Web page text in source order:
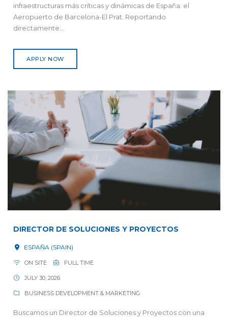
infraestructuras más críticas y dinámicas de España: el
Aeropuerto de Barcelona-El Prat. Reportando
directamente...
APPLY NOW
DIRECTOR DE SOLUCIONES Y PROYECTOS
ESPAÑA (SPAIN)
ON SITE FULL TIME
JULY 30, 2026
BUSINESS DEVELOPMENT & MARKETING
Buscamos un Director de Soluciones y Proyectos con una